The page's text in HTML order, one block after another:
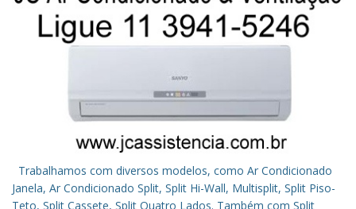
Trabalhamos com diversos modelos, como Ar Condicionado
Janela, Ar Condicionado Split, Split Hi-Wall, Multisplit, Split Piso-
Teto, Split Cassete, Split Quatro Lados. Também com Split